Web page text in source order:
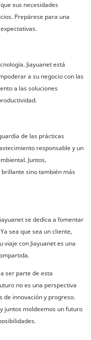
sus necesidades
Prepárese para una
Jiayuanet está
a su negocio con las
a las soluciones
de las prácticas
responsable y un
Juntos,
sino también más
se dedica a fomentar
sea que sea un cliente,
con Jiayuanet es una
ser parte de esta
no es una perspectiva
de innovación y progreso.
juntos moldeemos un futuro